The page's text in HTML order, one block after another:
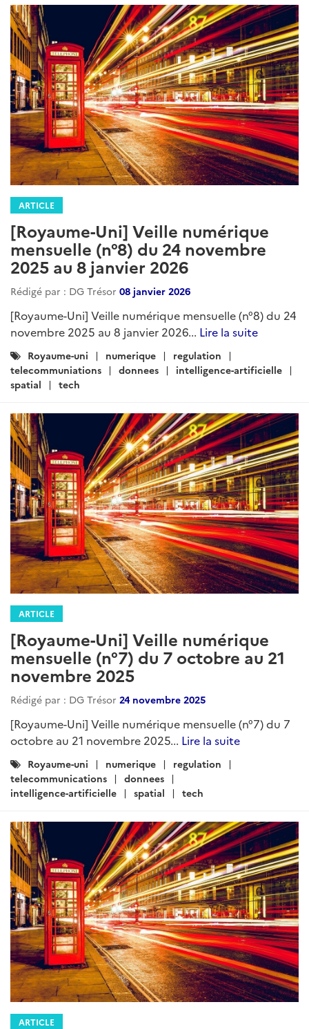
ARTICLE
[Royaume-Uni] Veille numérique
mensuelle (n°8) du 24 novembre
2025 au 8 janvier 2026
Rédigé par : DG Trésor 08 janvier 2026
[Royaume-Uni] Veille numérique mensuelle (n°8) du 24
novembre 2025 au 8 janvier 2026... Lire la suite
Catégories
:
Royaume-uni numerique
regulation
telecommuniations
donnees
intelligence-artificielle
spatial
tech
ARTICLE
[Royaume-Uni] Veille numérique
mensuelle (n°7) du 7 octobre au 21
novembre 2025
Rédigé par : DG Trésor 24 novembre 2025
[Royaume-Uni] Veille numérique mensuelle (n°7) du 7
octobre au 21 novembre 2025... Lire la suite
Catégories
:
Royaume-uni numerique
regulation
telecommunications
donnees
intelligence-artificielle
spatial tech
ARTICLE